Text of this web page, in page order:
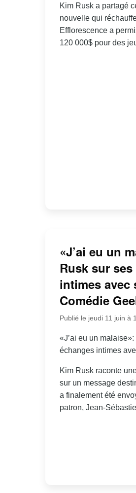
Kim Rusk a partagé
nouvelle qui
Efflorescence a
120 000$ pour des
«J’ai eu un
Rusk sur
intimes avec
Comédie
Publié le jeudi 11 juin à
«J’ai eu un
échanges intimes
Kim Rusk raconte
sur un message
a finalement été
patron, Jean-